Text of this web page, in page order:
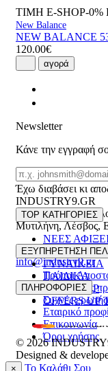
ΤΙΜΗ E-SHOP-0%
New Balance
NEW BALANCE
120.00€
αγορά
Newsletter
Κάνε την εγγραφή
Email
Έχω διαβάσει κι
INDUSTRY9.GR
Ελευθέριου
Μυτιλήνη,Λέσβος,
22510 55629
info@industry9.gr
TOP ΚΑΤΗΓΟΡΙΕΣ
ΝΕΕΣ
ΑΝΔΡΙΚΑ
ΓΥΝΑΙΚΕΙΑ
ΠΑΙΔΙΚΑ
ΑΞΕΣΟΥΑΡ
OFFERS UP
ΕΞΥΠΗΡΕΤΗΣΗ
Τρόποι
Επιστροφές
Συχνές
ΠΛΗΡΟΦΟΡΙΕΣ
Εταιρικό
Επικοινωνία
Όροι χρήσης
© 2026
Designed &
× Το Καλάθι Σου